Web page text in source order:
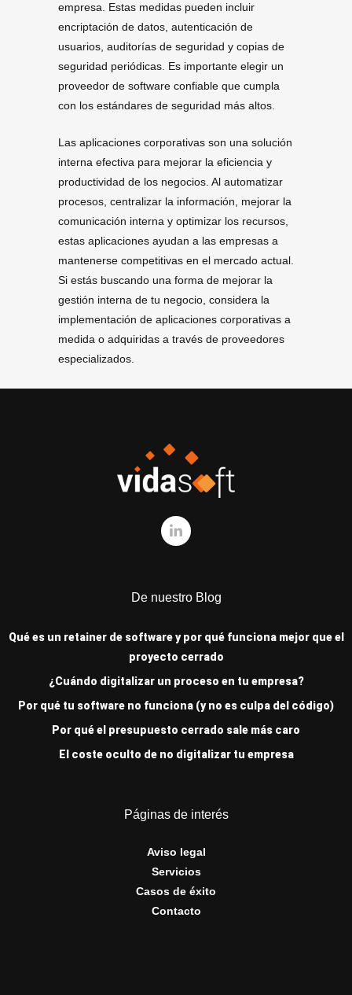
empresa. Estas medidas pueden incluir
encriptación de datos, autenticación de
usuarios, auditorías de seguridad y copias de
seguridad periódicas. Es importante elegir un
proveedor de software confiable que cumpla
con los estándares de seguridad más altos.
Las aplicaciones corporativas son una solución
interna efectiva para mejorar la eficiencia y
productividad de los negocios. Al automatizar
procesos, centralizar la información, mejorar la
comunicación interna y optimizar los recursos,
estas aplicaciones ayudan a las empresas a
mantenerse competitivas en el mercado actual.
Si estás buscando una forma de mejorar la
gestión interna de tu negocio, considera la
implementación de aplicaciones corporativas a
medida o adquiridas a través de proveedores
especializados.
De nuestro Blog
Qué es un retainer de software y por qué funciona mejor que el
proyecto cerrado
¿Cuándo digitalizar un proceso en tu empresa?
Por qué tu software no funciona (y no es culpa del código)
Por qué el presupuesto cerrado sale más caro
El coste oculto de no digitalizar tu empresa
Páginas de interés
Aviso legal
Servicios
Casos de éxito
Contacto